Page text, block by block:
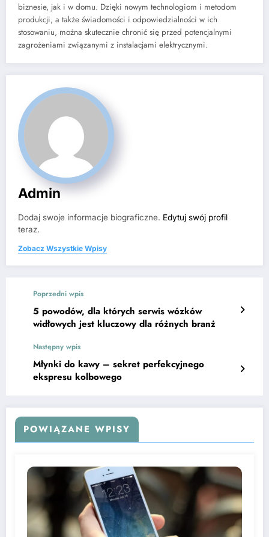
biznesie, jak i w domu. Dzięki nowym technologiom i metodom
produkcji, a także świadomości i odpowiedzialności w ich
stosowaniu, można skutecznie chronić się przed potencjalnymi
zagrożeniami związanymi z instalacjami elektrycznymi.
Admin
Dodaj swoje informacje biograficzne. Edytuj swój profil
teraz.
Zobacz Wszystkie Wpisy
Poprzedni wpis
5 powodów, dla których serwis wózków
widłowych jest kluczowy dla różnych branż
Następny wpis
Młynki do kawy – sekret perfekcyjnego
ekspresu kolbowego
POWIĄZANE WPISY